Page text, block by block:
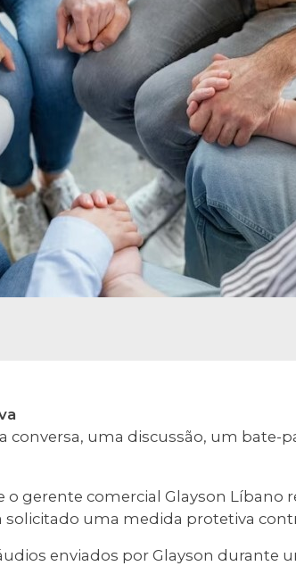
conversa, uma discussão, um bate-
o gerente comercial Glayson Líbano
uma medida protetiva
enviados por Glayson durante